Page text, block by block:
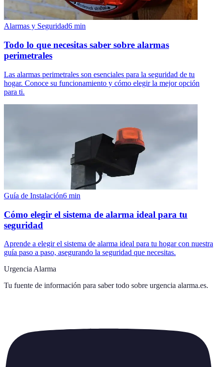
Alarmas y Seguridad6 min
Todo lo que necesitas saber sobre alarmas
perimetrales
Las alarmas perimetrales son esenciales para la seguridad de tu
hogar. Conoce su funcionamiento y cómo elegir la mejor opción
para ti.
Guía de Instalación6 min
Cómo elegir el sistema de alarma ideal para tu
seguridad
Aprende a elegir el sistema de alarma ideal para tu hogar con nuestra
guía paso a paso, asegurando la seguridad que necesitas.
Urgencia Alarma
Tu fuente de información para saber todo sobre urgencia alarma.es.